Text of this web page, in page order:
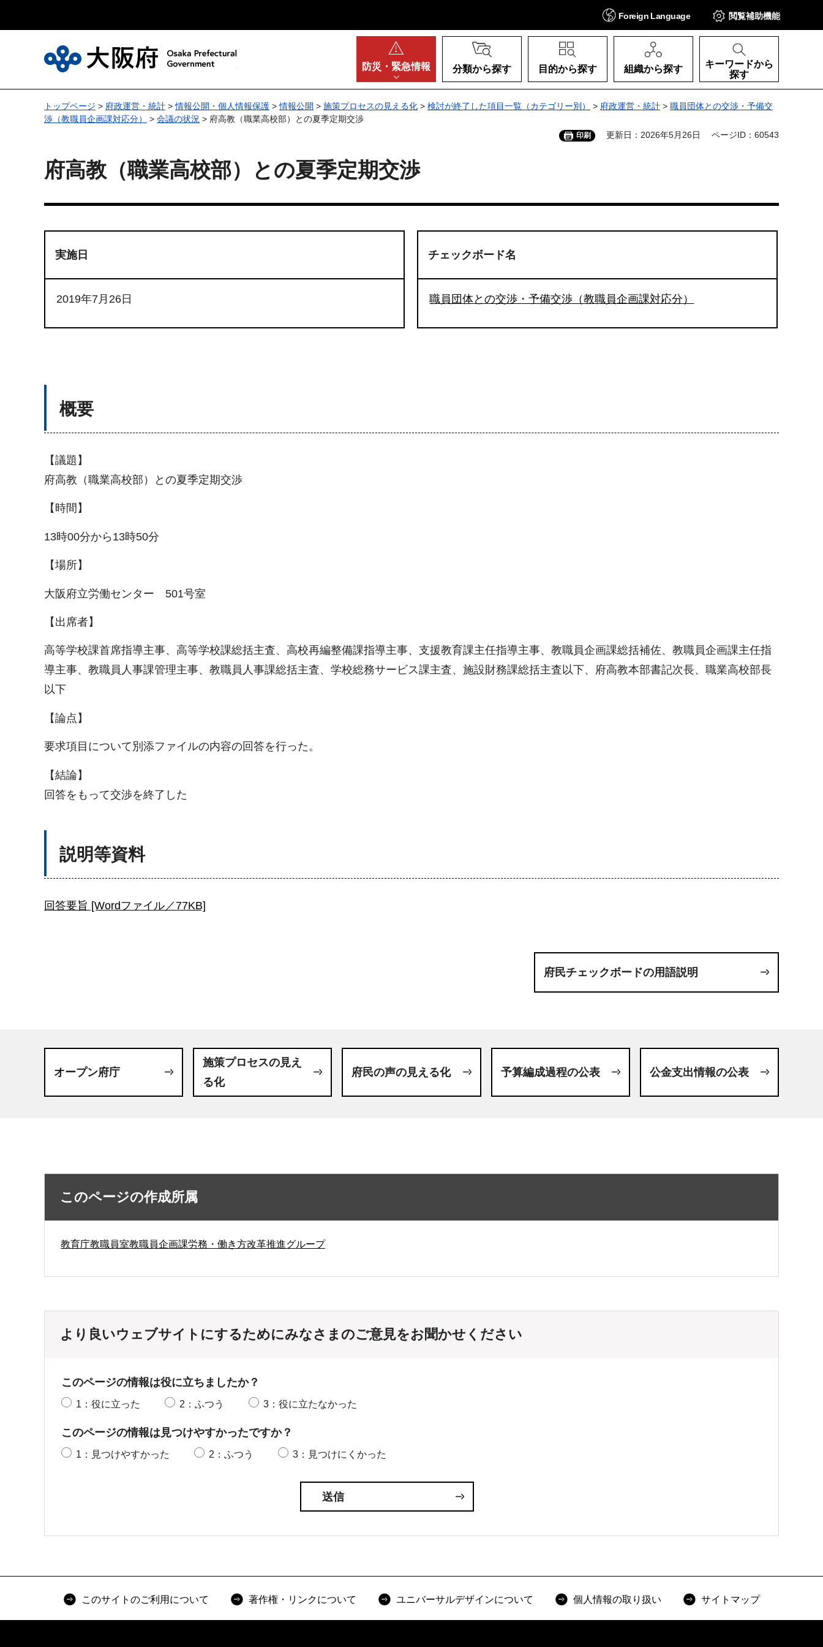
Foreign Language 閲覧補助機能
防災・ 緊急情報 分類から探す 目的から探す 組織から探す
キーワードから
探す
トップページ > 府政運営・統計 >情報公開・個人情報保護 >情報公開 > 施策プロセスの見える化 > 検討が終了した項目一覧（カテゴリー別） > 府政運営・統計 > 職員団体との交渉・予備交
渉（教職員企画課対応分）
> 会議の状況 > 府高教（職業高校部）との夏季定期交渉
印刷 更新日：2026年5月26日 ページID：60543
府高教（職業高校部）との夏季定期交渉
実施日
2019年7月26日
チェックボード名
職員団体との交渉・予備交渉（教職員企画課対応分）
概要
【議題】
府高教（職業高校部）との夏季定期交渉
【時間】
13時00分から13時50分
【場所】
大阪府立労働センター 501号室
【出席者】
高等学校課首席指導主事、高等学校課総括主査、高校再編整備課指導主事、支援教育課主任指導主事、教職員企画課総括補佐、教職員企画課主任指
導主事、教職員人事課管理主事、教職員人事課総括主査、学校総務サービス課主査、施設財務課総括主査以下、府高教本部書記次長、職業高校部長
以下
【論点】
要求項目について別添ファイルの内容の回答を行った。
【結論】
回答をもって交渉を終了した
説明等資料
回答要旨 [Wordファイル／77KB]
府民チェックボードの用語説明
オープン府庁
施策プロセスの見え
る化
府民の声の見える化 予算編成過程の公表 公金支出情報の公表
このページの作成所属
教育庁教職員室教職員企画課労務・働き方改革推進グループ
より良いウェブサイトにするためにみなさまのご意見をお聞かせください
このページの情報は役に立ちましたか？
1：役に立った 2：ふつう 3：役に立たなかった
このページの情報は見つけやすかったですか？
1：見つけやすかった 2：ふつう 3：見つけにくかった
このサイトのご利用について 著作権・リンクについて ユニバーサルデザインについて 個人情報の取り扱い サイトマップ